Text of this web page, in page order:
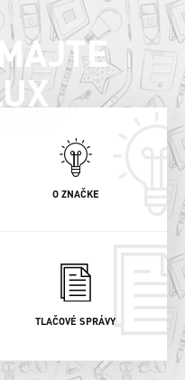
O ZNAČKE
TLAČOVÉ SPRÁVY